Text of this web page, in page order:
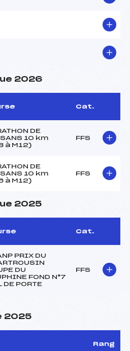
2026
Cat.
DE
10 km
à M12)
FFS
DE
10 km
à M12)
FFS
2025
Cat.
PRIX DU
DU
FOND N°7
DE PORTE
FFS
2025
Rang